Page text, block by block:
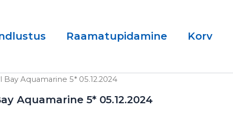
Raamatupidamine Korv
Aquamarine 5* 05.12.2024
Aquamarine 5* 05.12.2024